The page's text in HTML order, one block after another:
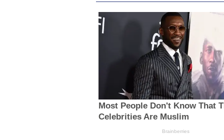
Most People Don't Know That
Celebrities Are Muslim
Brainberries